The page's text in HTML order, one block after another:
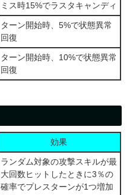
ミス時15%でラスタキャンディ
ターン開始時、5%で状態異常
回復
ターン開始時、10%で状態異常
回復
効果
ランダム対象の攻撃スキルが最
大回数ヒットしたときに3％の
確率でプレスターンが1つ増加